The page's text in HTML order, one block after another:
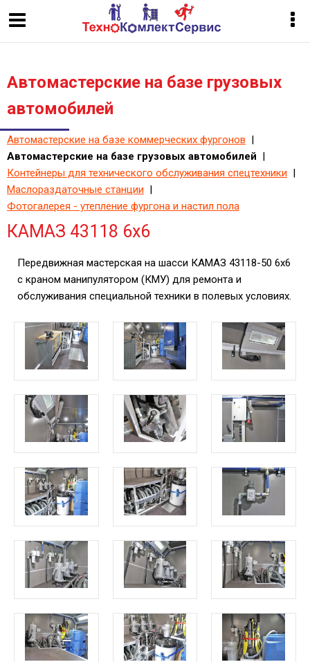
Автомастерские на базе грузовых
автомобилей
Автомастерские на базе коммерческих фургонов |
Автомастерские на базе грузовых автомобилей |
Контейнеры для технического обслуживания спецтехники |
Маслораздаточные станции |
Фотогалерея - утепление фургона и настил пола
КАМАЗ 43118 6х6
Передвижная мастерская на шасси КАМАЗ 43118-50 6х6
с краном манипулятором (КМУ) для ремонта и
обслуживания специальной техники в полевых условиях.